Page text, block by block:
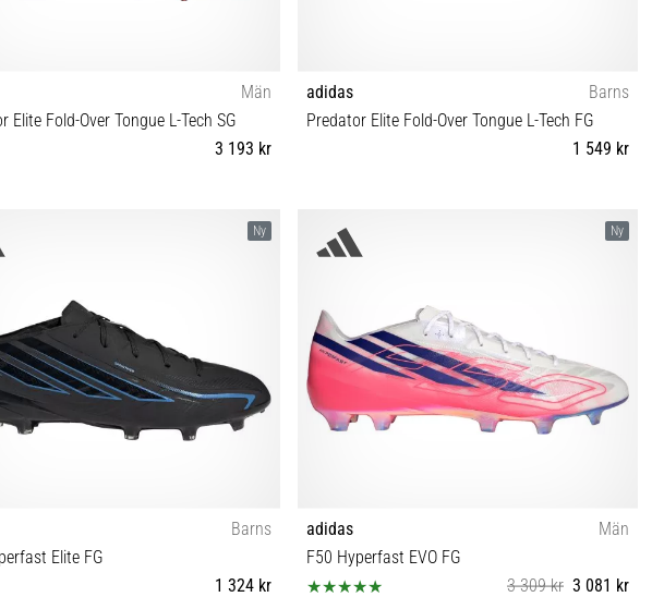
Män
Elite Fold-Over Tongue L-Tech SG
3 193 kr
39⅓ 40 40⅔ 41⅓ 42 42⅔ 43⅓ 44 44⅔
adidas
Barns
Predator Elite Fold-Over Tongue L-Tech FG
1 549 kr
Ny
Barns
Elite FG
1 324 kr
Ny
adidas
Män
F50 Hyperfast EVO FG
3 309 kr 3 081 kr